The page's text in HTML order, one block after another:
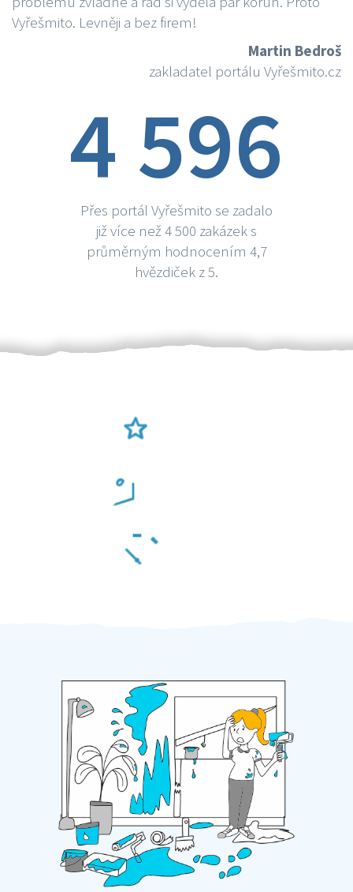
Vyřešmito. Levněji a bez firem!
Martin Bedroš
zakladatel portálu Vyřešmito.cz
4 596
Přes portál Vyřešmito se zadalo
již více než 4 500 zakázek s
průměrným hodnocením 4,7
hvězdiček z 5.